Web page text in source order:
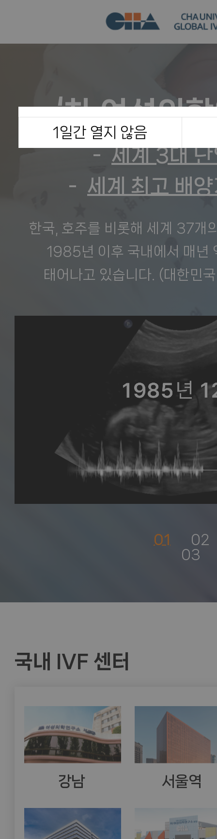
1일간 열지 않음
‘차 여성의
세계 3대
세계 최고 배
한국, 호주를 비롯해 세계 37개
1985년 이후 국내에서 매년
태어나고 있습니다. (대한민
01
02
03
국내 IVF 센터
강남 서울역